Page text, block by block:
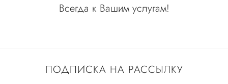
ПОДПИСКА НА РАССЫЛКУ
Всегда к Вашим услугам!